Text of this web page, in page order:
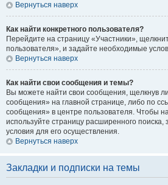
Вернуться наверх
Как найти конкретного пользователя?
Перейдите на страницу «Участники»,
пользователя», и задайте необходимые
Вернуться наверх
Как найти свои сообщения и темы?
Вы можете найти свои сообщения, щелкнув
сообщения» на главной странице, либо по
сообщения» в центре пользователя. Чтобы
используйте страницу расширенного поиска,
условия для его осуществления.
Вернуться наверх
Закладки и подписки на темы